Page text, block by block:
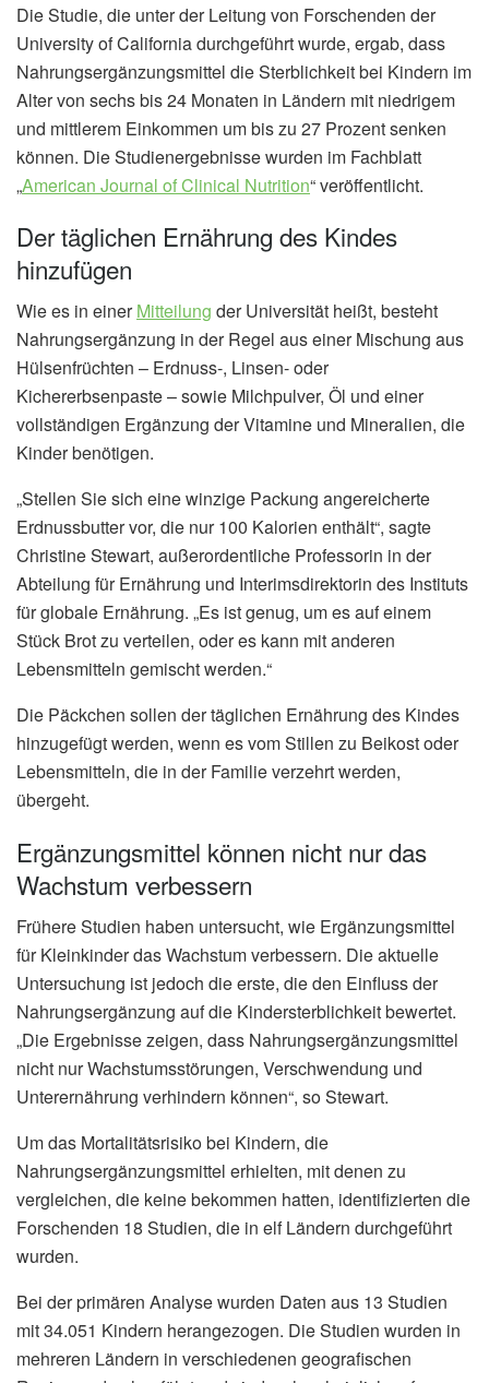
Die Studie, die unter der Leitung von Forschenden der
University of California durchgeführt wurde, ergab, dass
Nahrungsergänzungsmittel die Sterblichkeit bei Kindern im
Alter von sechs bis 24 Monaten in Ländern mit niedrigem
und mittlerem Einkommen um bis zu 27 Prozent senken
können. Die Studienergebnisse wurden im Fachblatt
„American Journal of Clinical Nutrition“ veröffentlicht.
Der täglichen Ernährung des Kindes
hinzufügen
Wie es in einerMitteilung der Universität heißt, besteht
Nahrungsergänzung in der Regel aus einer Mischung aus
Hülsenfrüchten – Erdnuss-, Linsen- oder
Kichererbsenpaste – sowie Milchpulver, Öl und einer
vollständigen Ergänzung der Vitamine und Mineralien, die
Kinder benötigen.
„Stellen Sie sich eine winzige Packung angereicherte
Erdnussbutter vor, die nur 100 Kalorien enthält“, sagte
Christine Stewart, außerordentliche Professorin in der
Abteilung für Ernährung und Interimsdirektorin des Instituts
für globale Ernährung. „Es ist genug, um es auf einem
Stück Brot zu verteilen, oder es kann mit anderen
Lebensmitteln gemischt werden.“
Die Päckchen sollen der täglichen Ernährung des Kindes
hinzugefügt werden, wenn es vom Stillen zu Beikost oder
Lebensmitteln, die in der Familie verzehrt werden,
übergeht.
Ergänzungsmittel können nicht nur das
Wachstum verbessern
Frühere Studien haben untersucht, wie Ergänzungsmittel
für Kleinkinder das Wachstum verbessern. Die aktuelle
Untersuchung ist jedoch die erste, die den Einfluss der
Nahrungsergänzung auf die Kindersterblichkeit bewertet.
„Die Ergebnisse zeigen, dass Nahrungsergänzungsmittel
nicht nur Wachstumsstörungen, Verschwendung und
Unterernährung verhindern können“, so Stewart.
Um das Mortalitätsrisiko bei Kindern, die
Nahrungsergänzungsmittel erhielten, mit denen zu
vergleichen, die keine bekommen hatten, identifizierten die
Forschenden 18 Studien, die in elf Ländern durchgeführt
wurden.
Bei der primären Analyse wurden Daten aus 13 Studien
mit 34.051 Kindern herangezogen. Die Studien wurden in
mehreren Ländern in verschiedenen geografischen